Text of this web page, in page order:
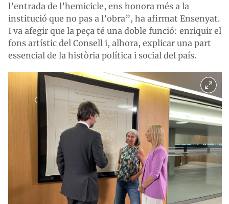
l’entrada de l’hemicicle, ens honora més a la
institució que no pas a l’obra”, ha afirmat Ensenyat.
I va afegir que la peça té una doble funció: enriquir el
fons artístic del Consell i, alhora, explicar una part
essencial de la història política i social del país.